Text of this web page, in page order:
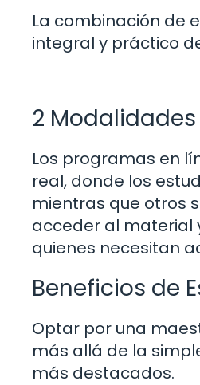
La combinación de
integral y práctico
2
Los programas en
real, donde los
mientras que otros
acceder al material
quienes necesitan
Beneficios de
Optar por una
más allá de la
más destacados.